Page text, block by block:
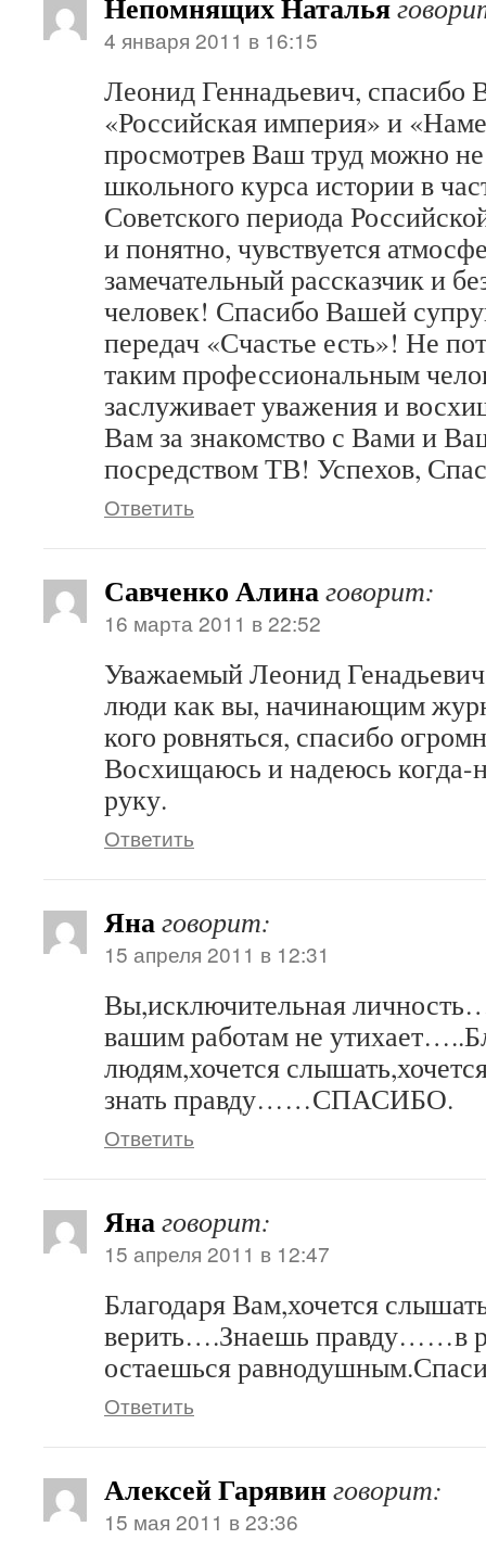
4 января 2011 в 16:15
Леонид Геннадьевич, спасибо
«Российская империя» и
просмотрев Ваш труд можно
школьного курса истории в
Советского периода
и понятно, чувствуется
замечательный рассказчик и
человек! Спасибо Вашей
передач «Счастье есть»! Не
таким профессиональным
заслуживает уважения и
Вам за знакомство с Вами и
посредством ТВ! Успехов,
Ответить
Савченко Алинаговорит:
16 марта 2011 в 22:52
Уважаемый Леонид
люди как вы, начинающим
кого ровняться, спасибо
Восхищаюсь и надеюсь когда-
руку.
Ответить
Янаговорит:
15 апреля 2011 в 12:31
Вы,исключительная
вашим работам не
людям,хочется
знать правду……СПАСИБО.
Ответить
Янаговорит:
15 апреля 2011 в 12:47
Благодаря Вам,хочется
верить….Знаешь правду……в
остаешься
Ответить
Алексей Гарявинговорит:
15 мая 2011 в 23:36